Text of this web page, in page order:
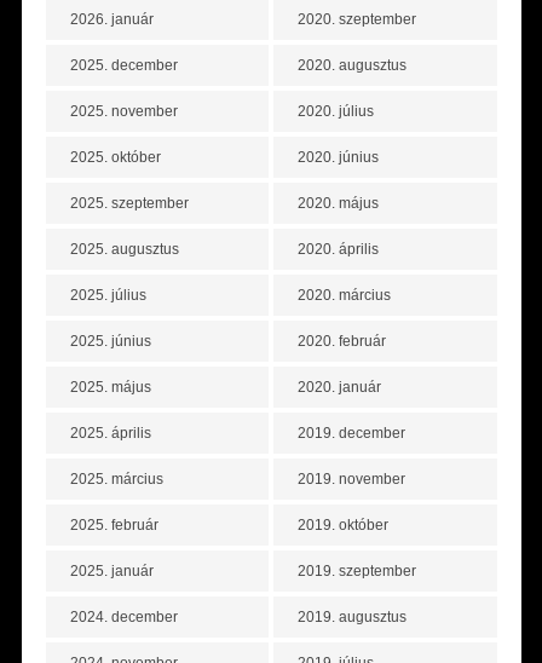
2026. január
2025. december
2025. november
2025. október
2025. szeptember
2025. augusztus
2025. július
2025. június
2025. május
2025. április
2025. március
2025. február
2025. január
2024. december
2020. szeptember
2020. augusztus
2020. július
2020. június
2020. május
2020. április
2020. március
2020. február
2020. január
2019. december
2019. november
2019. október
2019. szeptember
2019. augusztus